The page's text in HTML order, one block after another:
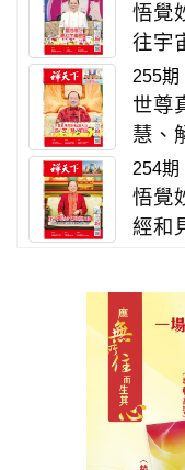
悟覺
往宇
255
世尊
慧、
254
悟覺
經和